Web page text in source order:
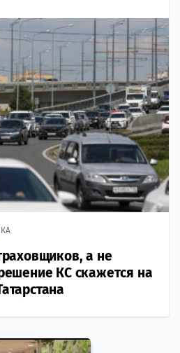
а не
КС скажется на